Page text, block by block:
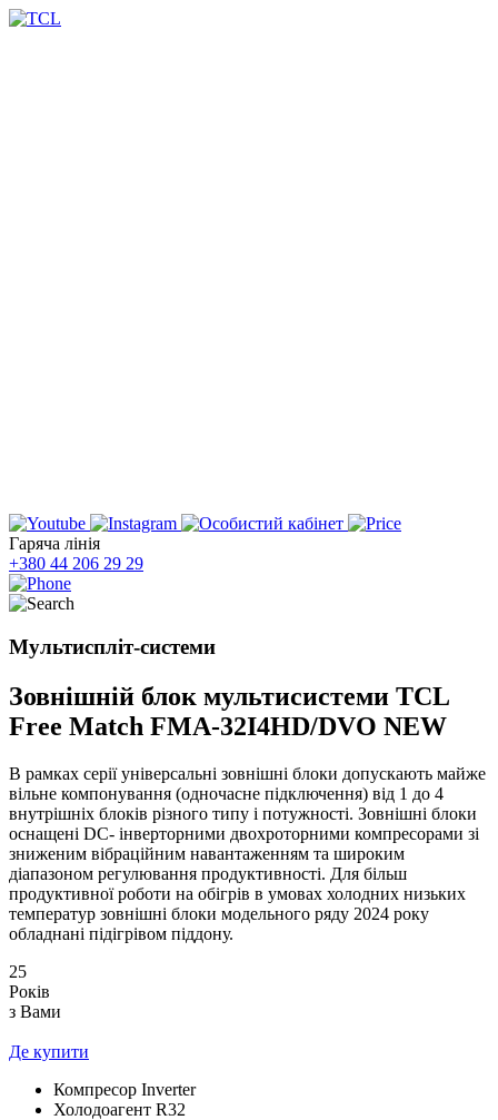
Гаряча лінія
+380 44 206 29 29
Мультиспліт-системи
Зовнішній блок мультисистеми TCL
Free Match FMA-32I4HD/DVO NEW
В рамках серії універсальні зовнішні блоки допускають майже
вільне компонування (одночасне підключення) від 1 до 4
внутрішніх блоків різного типу і потужності. Зовнішні блоки
оснащені DС- інверторними двохроторними компресорами зі
зниженим вібраційним навантаженням та широким
діапазоном регулювання продуктивності. Для більш
продуктивної роботи на обігрів в умовах холодних низьких
температур зовнішні блоки модельного ряду 2024 року
обладнані підігрівом піддону.
25
Років
з Вами
Де купити
Компресор Inverter
Холодоагент R32